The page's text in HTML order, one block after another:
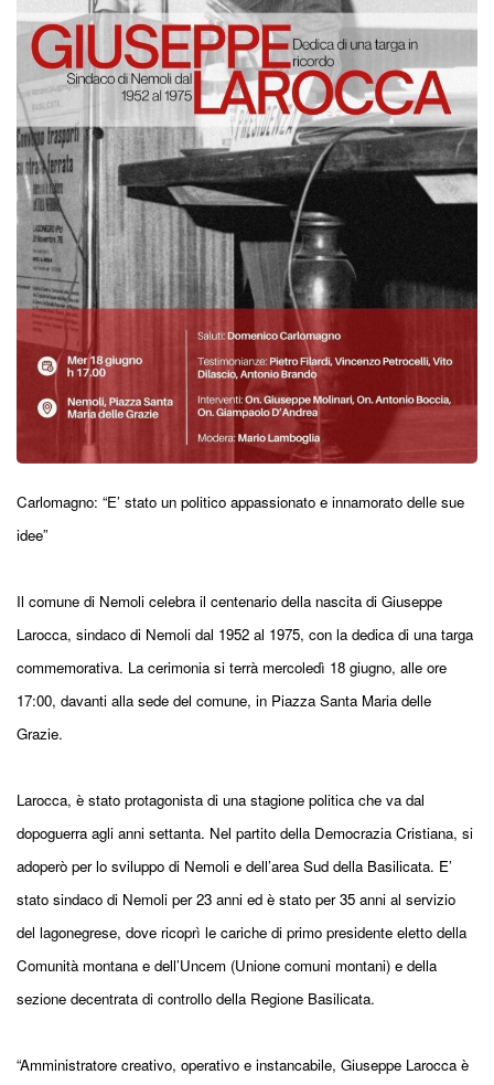
Carlomagno: “E’ stato un politico appassionato e innamorato delle sue
idee”
Il comune di Nemoli celebra il centenario della nascita di Giuseppe
Larocca, sindaco di Nemoli dal 1952 al 1975, con la dedica di una targa
commemorativa. La cerimonia si terrà mercoledì 18 giugno, alle ore
17:00, davanti alla sede del comune, in Piazza Santa Maria delle
Grazie.
Larocca, è stato protagonista di una stagione politica che va dal
dopoguerra agli anni settanta. Nel partito della Democrazia Cristiana, si
adoperò per lo sviluppo di Nemoli e dell’area Sud della Basilicata. E’
stato sindaco di Nemoli per 23 anni ed è stato per 35 anni al servizio
del lagonegrese, dove ricoprì le cariche di primo presidente eletto della
Comunità montana e dell’Uncem (Unione comuni montani) e della
sezione decentrata di controllo della Regione Basilicata.
“Amministratore creativo, operativo e instancabile, Giuseppe Larocca è